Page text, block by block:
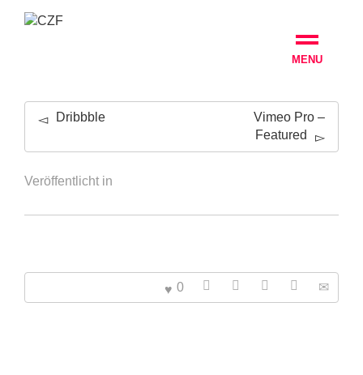
Dribbble
Vimeo Pro –
Featured
Veröffentlicht in
0
MENU